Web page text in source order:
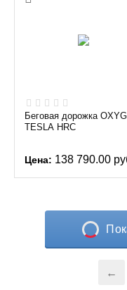
Беговая дорожка
TESLA HRC
Цена: 138 790.00